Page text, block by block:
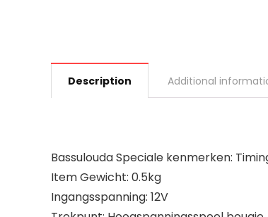
Description Additional
Bassulouda Speciale kenmerken:
Item Gewicht: 0.5kg
Ingangsspanning: 12V